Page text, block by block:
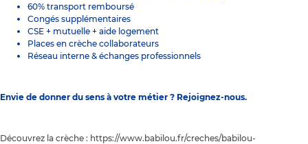
60% transport remboursé
Congés supplémentaires
CSE + mutuelle + aide logement
Places en crèche collaborateurs
Réseau interne & échanges professionnels
Envie de donner du sens à votre métier ? Rejoignez-nous.
Découvrez la crèche : https://www.babilou.fr/creches/babilou-